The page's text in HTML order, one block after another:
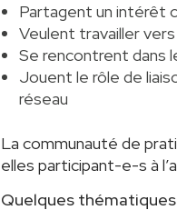
Partagent un intérêt
Veulent travailler
Se rencontrent dans
Jouent le rôle de
réseau
La communauté de
elles participant-e-s à
Quelques